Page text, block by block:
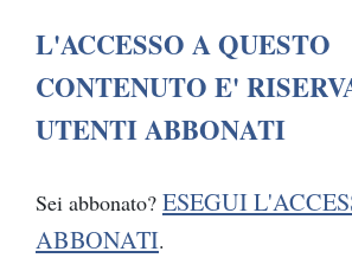
L'ACCESSO A QUESTO
CONTENUTO E'
UTENTI ABBONATI
Sei abbonato? ESEGUI
ABBONATI.